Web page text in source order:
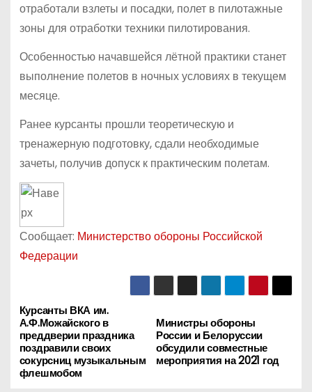
отработали взлеты и посадки, полет в пилотажные
зоны для отработки техники пилотирования.
Особенностью начавшейся лётной практики станет
выполнение полетов в ночных условиях в текущем
месяце.
Ранее курсанты прошли теоретическую и
тренажерную подготовку, сдали необходимые
зачеты, получив допуск к практическим полетам.
Сообщает: Министерство обороны Российской
Федерации
Н
а
в
Министры обороны
России и Белоруссии
обсудили совместные
мероприятия на 2021 год
Курсанты ВКА им.
А.Ф.Можайского в
преддверии праздника
поздравили своих
сокурсниц музыкальным
флешмобом